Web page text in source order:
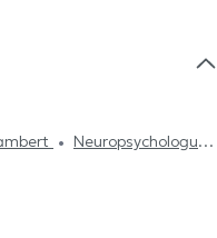
Neuropsychologues